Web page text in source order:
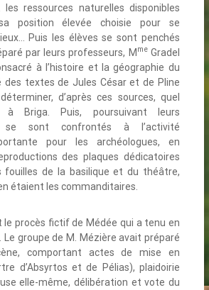
ressources naturelles disponibles
position élevée choisie pour se
Puis les élèves se sont penchés
par leurs professeurs, M meGradel
à l’histoire et la géographie du
des textes de Jules César et de Pline
d’après ces sources, quel
à Briga. Puis, poursuivant leurs
se sont confrontés à l’activité
pour les archéologues, en
des plaques dédicatoires
fouilles de la basilique et du théâtre,
étaient les commanditaires.
le procès fictif de Médée qui a tenu en
Le groupe de M. Mézière avait préparé
comportant actes de mise en
d’Absyrtos et de Pélias), plaidoirie
elle-même, délibération et vote du